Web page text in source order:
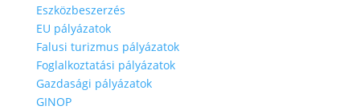
Eszközbeszerzés
EU pályázatok
Falusi turizmus pályázatok
Foglalkoztatási pályázatok
Gazdasági pályázatok
GINOP